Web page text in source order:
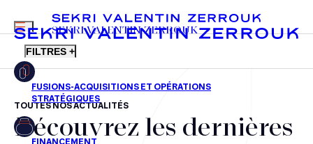
FR EN
MENU
SEKRI VALENTIN ZERROUK
FILTRES +
Fusions-acquisitions et opérations stratégiques
TOUTES NOS ACTUALITÉS
Découvrez les dernières